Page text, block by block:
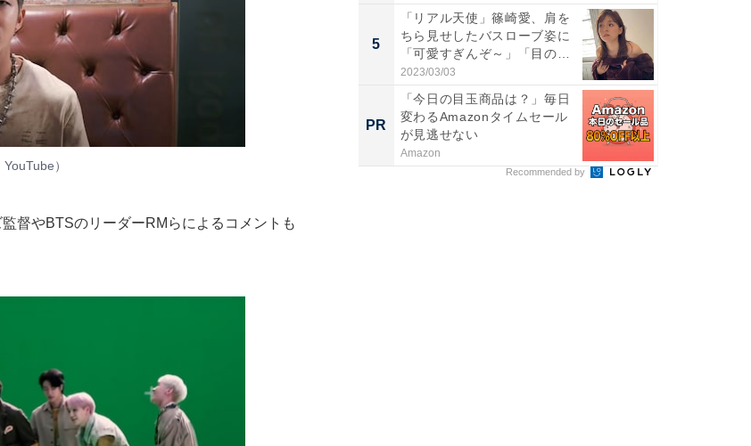
YouTube）
督やBTSのリーダーRMらによるコメントも
5
「リアル天使」篠崎愛、肩を
ちら見せしたバスローブ姿に
「可愛すぎんぞ～」「目の表
情...
2023/03/03
PR
「今日の目玉商品は？」毎日
変わるAmazonタイムセール
が見逃せない
Amazon
Recommended by